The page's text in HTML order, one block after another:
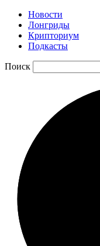
Новости
Лонгриды
Крипториум
Подкасты
Поиск